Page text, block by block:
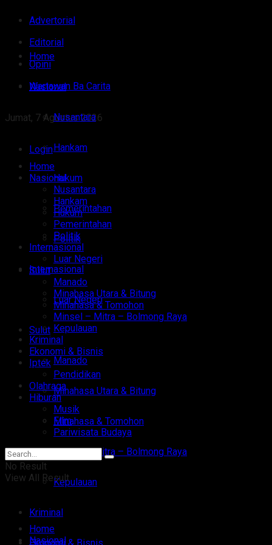
Advertorial
Editorial
Opini
Wartawan Ba Carita
Jumat, 7 Agustus 2026
Login
Home
Nasional
Nusantara
Hankam
Hukum
Pemerintahan
Politik
Internasional
Luar Negeri
Sulut
Manado
Minahasa Utara & Bitung
Minahasa & Tomohon
Minsel – Mitra – Bolmong Raya
Kepulauan
Kriminal
Home
Nasional
Nusantara
Hankam
Hukum
Pemerintahan
Politik
Internasional
Luar Negeri
Sulut
Manado
Minahasa Utara & Bitung
Minahasa & Tomohon
Minsel – Mitra – Bolmong Raya
Kepulauan
Kriminal
Ekonomi & Bisnis
Iptek
Pendidikan
Olahraga
Hiburan
Musik
Film
Pariwisata Budaya
No Result
View All Result
Home
Nasional